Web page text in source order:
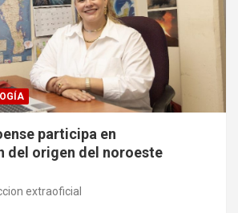
participa en
del origen del noroeste
extraoficial